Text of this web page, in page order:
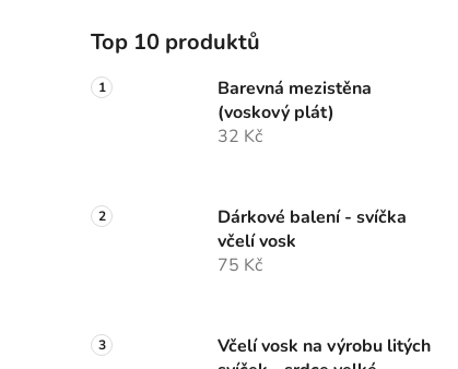
Top 10 produktů
Barevná mezistěna
(voskový plát)
32 Kč
Dárkové balení - svíčka
včelí vosk
75 Kč
Včelí vosk na výrobu litých